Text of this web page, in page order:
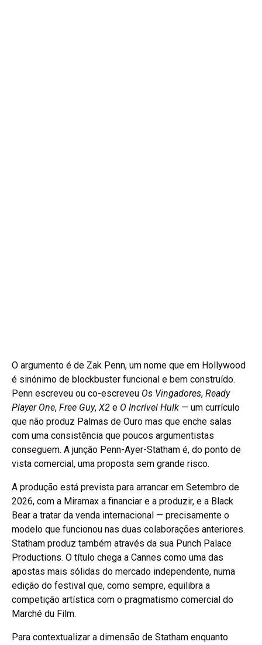
O argumento é de Zak Penn, um nome que em Hollywood
é sinónimo de blockbuster funcional e bem construído.
Penn escreveu ou co-escreveu Os Vingadores, Ready
Player One, Free Guy, X2 e O Incrível Hulk — um currículo
que não produz Palmas de Ouro mas que enche salas
com uma consistência que poucos argumentistas
conseguem. A junção Penn-Ayer-Statham é, do ponto de
vista comercial, uma proposta sem grande risco.
A produção está prevista para arrancar em Setembro de
2026, com a Miramax a financiar e a produzir, e a Black
Bear a tratar da venda internacional — precisamente o
modelo que funcionou nas duas colaborações anteriores.
Statham produz também através da sua Punch Palace
Productions. O título chega a Cannes como uma das
apostas mais sólidas do mercado independente, numa
edição do festival que, como sempre, equilibra a
competição artística com o pragmatismo comercial do
Marché du Film.
Para contextualizar a dimensão de Statham enquanto